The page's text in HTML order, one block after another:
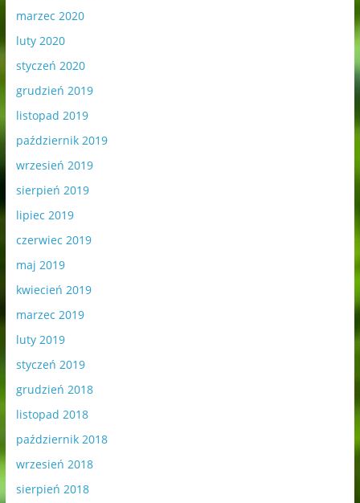
marzec 2020
luty 2020
styczeń 2020
grudzień 2019
listopad 2019
październik 2019
wrzesień 2019
sierpień 2019
lipiec 2019
czerwiec 2019
maj 2019
kwiecień 2019
marzec 2019
luty 2019
styczeń 2019
grudzień 2018
listopad 2018
październik 2018
wrzesień 2018
sierpień 2018